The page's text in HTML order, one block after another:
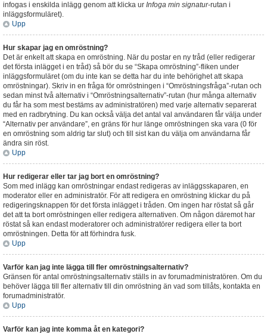
infogas i enskilda inlägg genom att klicka ur Infoga min signatur-rutan i
inläggsformuläret).
Upp
Hur skapar jag en omröstning?
Det är enkelt att skapa en omröstning. När du postar en ny tråd (eller redigerar
det första inlägget i en tråd) så bör du se “Skapa omröstning”-fliken under
inläggsformuläret (om du inte kan se detta har du inte behörighet att skapa
omröstningar). Skriv in en fråga för omröstningen i “Omröstningsfråga”-rutan och
sedan minst två alternativ i “Omröstningsalternativ”-rutan (hur många alternativ
du får ha som mest bestäms av administratören) med varje alternativ separerat
med en radbrytning. Du kan också välja det antal val användaren får välja under
“Alternativ per användare”, en gräns för hur länge omröstningen ska vara (0 för
en omröstning som aldrig tar slut) och till sist kan du välja om användarna får
ändra sin röst.
Upp
Hur redigerar eller tar jag bort en omröstning?
Som med inlägg kan omröstningar endast redigeras av inläggsskaparen, en
moderator eller en administratör. För att redigera en omröstning klickar du på
redigeringsknappen för det första inlägget i tråden. Om ingen har röstat så går
det att ta bort omröstningen eller redigera alternativen. Om någon däremot har
röstat så kan endast moderatorer och administratörer redigera eller ta bort
omröstningen. Detta för att förhindra fusk.
Upp
Varför kan jag inte lägga till fler omröstningsalternativ?
Gränsen för antal omröstningsalternativ ställs in av forumadministratören. Om du
behöver lägga till fler alternativ till din omröstning än vad som tillåts, kontakta en
forumadministratör.
Upp
Varför kan jag inte komma åt en kategori?